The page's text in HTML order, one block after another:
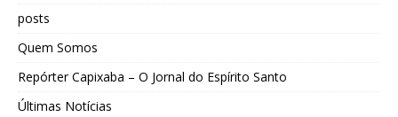
posts
Quem Somos
Repórter Capixaba – O Jornal do Espírito Santo
Últimas Notícias